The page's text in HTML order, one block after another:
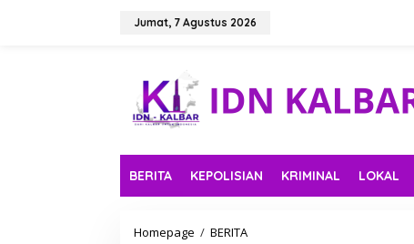
Jumat, 7 Agustus 2026
BERITA KEPOLISIAN KRIMINAL LOKAL
Homepage / BERITA